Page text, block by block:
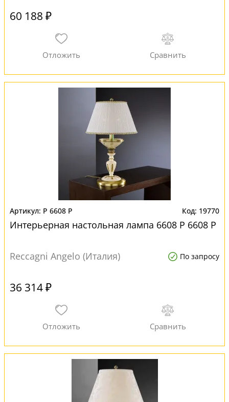
60 188 ₽
P 6608 P 19770
Интерьерная настольная лампа 6608 P 6608 P
Reccagni Angelo (Италия) По запросу
36 314 ₽